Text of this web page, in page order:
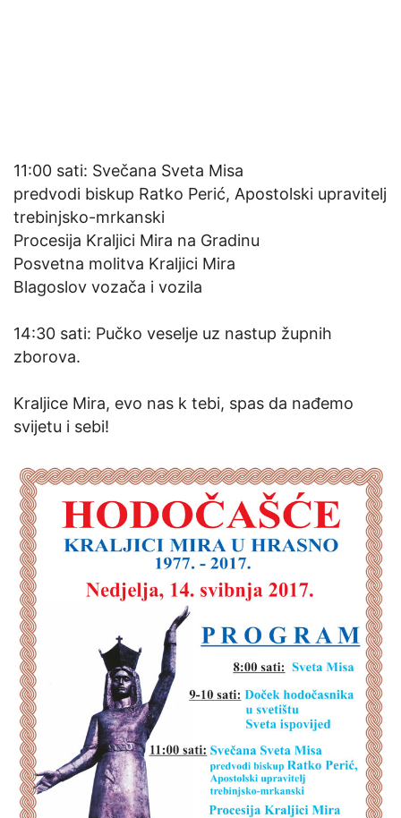
11:00 sati: Svečana Sveta Misa
predvodi biskup Ratko Perić, Apostolski upravitelj
trebinjsko-mrkanski
Procesija Kraljici Mira na Gradinu
Posvetna molitva Kraljici Mira
Blagoslov vozača i vozila
14:30 sati: Pučko veselje uz nastup župnih
zborova.
Kraljice Mira, evo nas k tebi, spas da nađemo
svijetu i sebi!